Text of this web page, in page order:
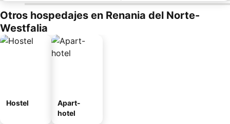
Otros hospedajes en Renania del Norte-
Westfalia
Hostel
Apart-
hotel